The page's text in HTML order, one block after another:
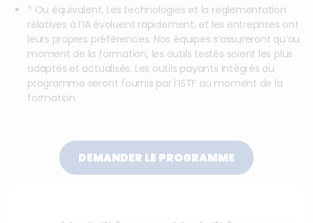
* Ou équivalent. Les technologies et la reglementation
relatives à l’IA évoluent rapidement, et les entreprises ont
leurs propres préférences. Nos équipes s’assureront qu’au
moment de la formation, les outils testés soient les plus
adaptés et actualisés. Les outils payants intégrés au
programme seront fournis par l’ISTF au moment de la
formation.
DEMANDER LE PROGRAMME